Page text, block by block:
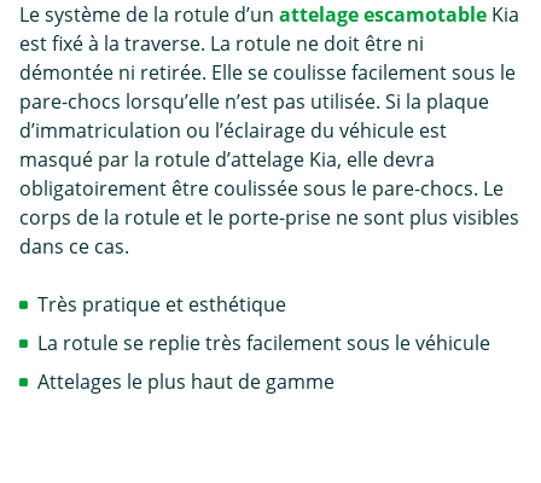
Le système de la rotule d’un attelage escamotable Kia
est fixé à la traverse. La rotule ne doit être ni
démontée ni retirée. Elle se coulisse facilement sous le
pare-chocs lorsqu’elle n’est pas utilisée. Si la plaque
d’immatriculation ou l’éclairage du véhicule est
masqué par la rotule d’attelage Kia, elle devra
obligatoirement être coulissée sous le pare-chocs. Le
corps de la rotule et le porte-prise ne sont plus visibles
dans ce cas.
Très pratique et esthétique
La rotule se replie très facilement sous le véhicule
Attelages le plus haut de gamme